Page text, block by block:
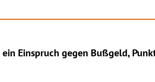
Einspruch gegen Bußgeld,